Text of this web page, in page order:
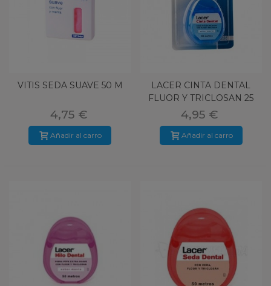
VITIS SEDA SUAVE 50 M
4,75 €
Añadir al carro
LACER CINTA DENTAL
FLUOR Y TRICLOSAN 25
M
4,95 €
Añadir al carro